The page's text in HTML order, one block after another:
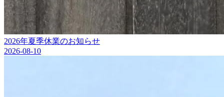
2026年夏季休業のお知らせ
2026-08-10